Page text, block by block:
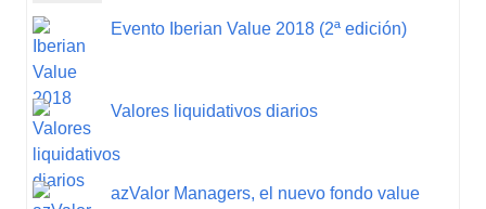
Evento Iberian Value 2018 (2ª edición)
Valores liquidativos diarios
azValor Managers, el nuevo fondo value